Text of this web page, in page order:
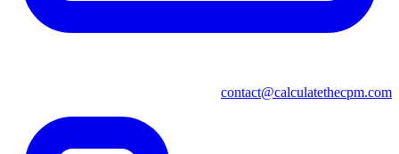
contact@calculatethecpm.com